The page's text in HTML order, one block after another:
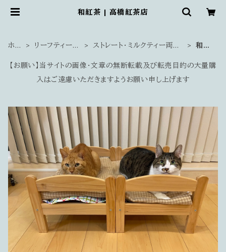
和紅茶 | 高橋紅茶店
ホー
リーフティー
ストレート・ミルクティー両方
和紅
【お願い】当サイトの画像・文章の無断転載及び転売目的の大量購
入はご遠慮いただきますようお願い申し上げます